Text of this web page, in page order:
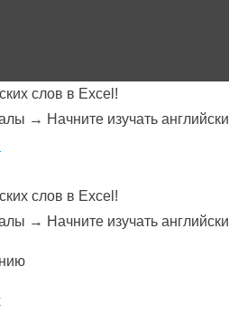
слов в Excel!
→ Начните изучать
слов в Excel!
→ Начните изучать